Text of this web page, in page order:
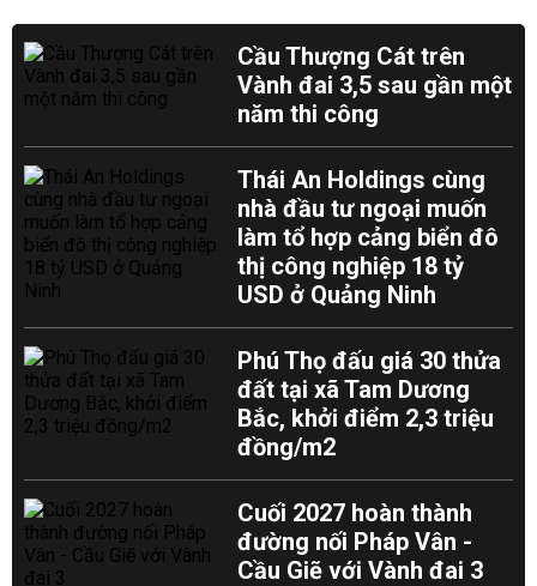
Cầu Thượng Cát trên
Vành đai 3,5 sau gần một
năm thi công
Thái An Holdings cùng
nhà đầu tư ngoại muốn
làm tổ hợp cảng biển đô
thị công nghiệp 18 tỷ
USD ở Quảng Ninh
Phú Thọ đấu giá 30 thửa
đất tại xã Tam Dương
Bắc, khởi điểm 2,3 triệu
đồng/m2
Cuối 2027 hoàn thành
đường nối Pháp Vân -
Cầu Giẽ với Vành đai 3